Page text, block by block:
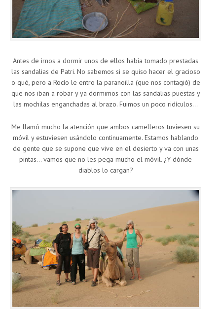
Antes de irnos a dormir unos de ellos había tomado prestadas
las sandalias de Patri. No sabemos si se quiso hacer el gracioso
o qué, pero a Rocío le entro la paranoilla (que nos contagió) de
que nos iban a robar y ya dormimos con las sandalias puestas y
las mochilas enganchadas al brazo. Fuimos un poco ridículos…
Me llamó mucho la atención que ambos camelleros tuviesen su
móvil y estuviesen usándolo continuamente. Estamos hablando
de gente que se supone que vive en el desierto y va con unas
pintas… vamos que no les pega mucho el móvil. ¿Y dónde
diablos lo cargan?